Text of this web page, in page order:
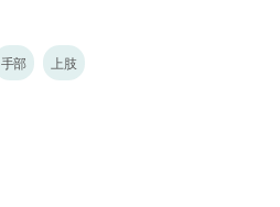
手部 上肢